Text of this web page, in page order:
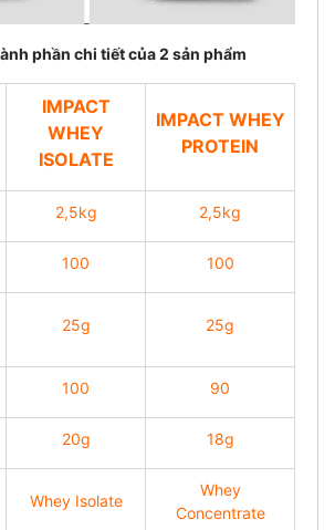
phần chi tiết của 2 sản phẩm
IMPACT
WHEY
ISOLATE
IMPACT WHEY
PROTEIN
2,5kg 2,5kg
100 100
25g 25g
100 90
20g 18g
Whey Isolate
Whey
Concentrate